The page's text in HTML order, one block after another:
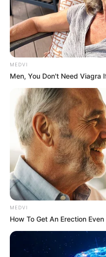
Japan's Greatest
Age: Just Stop Drinking
NEUROMIND PRO
MEDVI
Men, You Don't Need Viagra
MEDVI
How To Get An Erection